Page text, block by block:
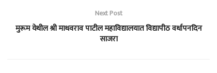
Next Post
मुरूम येथील श्री माधवराव पाटील महाविद्यालयात विद्यापीठ वर्धापनदिन
साजरा